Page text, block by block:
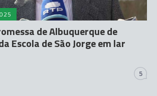
de Albuquerque de
Escola de São Jorge em lar
5